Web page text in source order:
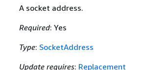
A socket address.
Required: Yes
Type: SocketAddress
Update requires: Replacement